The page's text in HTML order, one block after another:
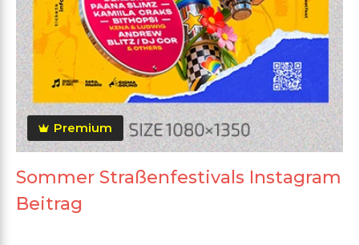
Premium
Sommer Straßenfestivals Instagram
Beitrag